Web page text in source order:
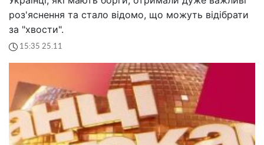
роз'яснення та стало відомо, що можуть відібрати
за "хвости".
15:35 25.11